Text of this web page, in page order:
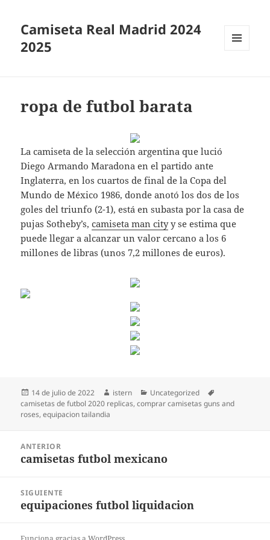
Camiseta Real Madrid 2024
2025
ropa de futbol barata
La camiseta de la selección argentina que lució
Diego Armando Maradona en el partido ante
Inglaterra, en los cuartos de final de la Copa del
Mundo de México 1986, donde anotó los dos de los
goles del triunfo (2-1), está en subasta por la casa de
pujas Sotheby’s,camiseta man cityy se estima que
puede llegar a alcanzar un valor cercano a los 6
millones de libras (unos 7,2 millones de euros).
Publicado
el
14 de julio de 2022 Autor
istern Categorías
Uncategorized
camisetas de futbol 2020 replicas,comprar camisetas guns and
roses,equipacion tailandia
entradas
ANTERIOR
Entrada
camisetas futbol mexicano
SIGUIENTE
Entrada
equipaciones futbol liquidacion